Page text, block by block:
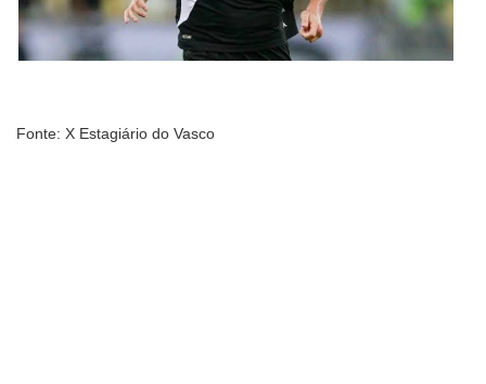
Fonte: X Estagiário do Vasco